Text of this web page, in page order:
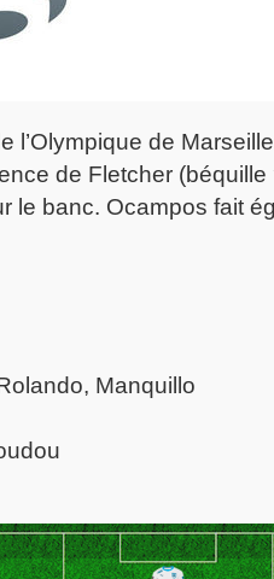
l’Olympique de
de Fletcher
le banc. Ocampos fait
Manquillo